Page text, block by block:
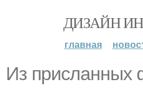
ДИЗАЙН
главная
Из пpисланныx